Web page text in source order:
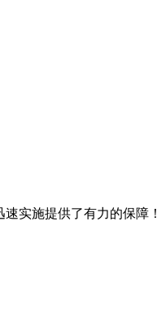
实施提供了有力的保障！